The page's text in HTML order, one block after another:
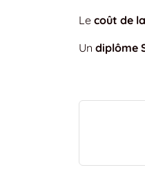
Le coût de
Un diplôme